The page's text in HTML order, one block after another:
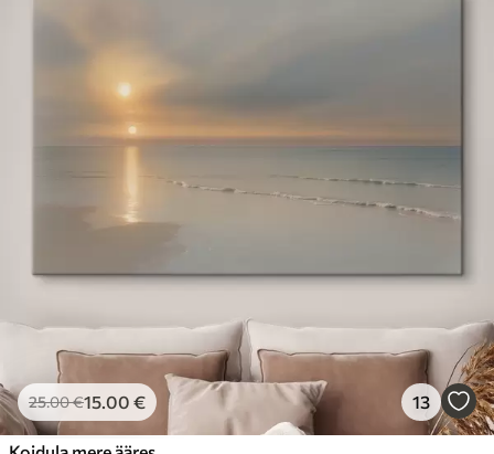
25.00€15.00 € 13